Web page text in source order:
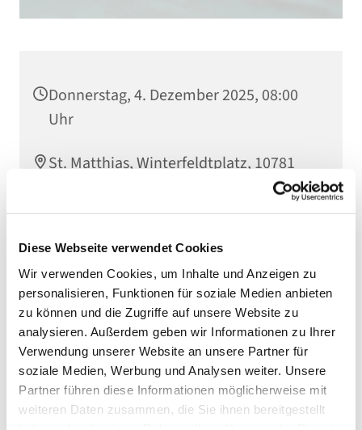
Diese Webseite verwendet Cookies
Wir verwenden Cookies, um Inhalte und Anzeigen zu
personalisieren, Funktionen für soziale Medien anbieten
zu können und die Zugriffe auf unsere Website zu
analysieren. Außerdem geben wir Informationen zu Ihrer
Verwendung unserer Website an unsere Partner für
soziale Medien, Werbung und Analysen weiter. Unsere
Partner führen diese Informationen möglicherweise mit
weiteren Daten zusammen, die Sie ihnen bereitgestellt
Donnerstag, 4. Dezember 2025, 08:00
Uhr
St. Matthias, Winterfeldtplatz, 10781